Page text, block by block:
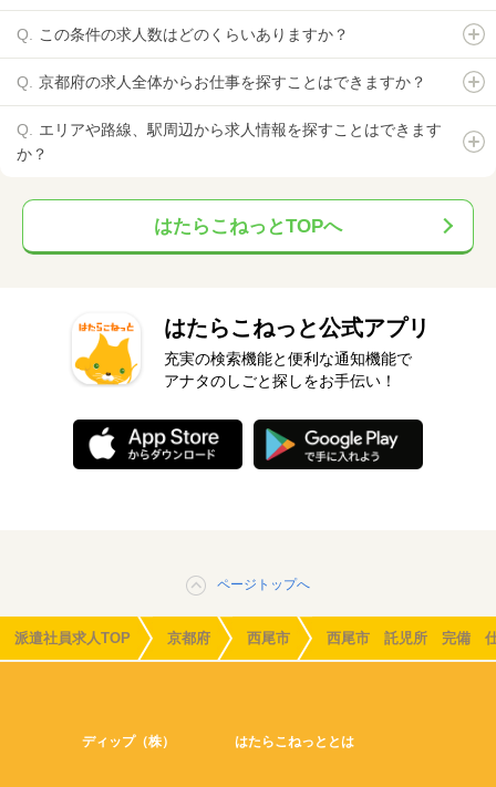
この条件の求人数はどのくらいありますか？
京都府の求人全体からお仕事を探すことはできますか？
エリアや路線、駅周辺から求人情報を探すことはできます
か？
はたらこねっとTOPへ
はたらこねっと公式アプリ
充実の検索機能と便利な通知機能で
アナタのしごと探しをお手伝い！
ページトップへ
派遣社員求人TOP 京都府 西尾市 西尾市 託児所 完備
ディップ（株） はたらこねっととは